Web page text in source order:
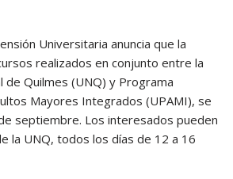
Universitaria anuncia que la
realizados en conjunto entre la
de Quilmes (UNQ) y Programa
Mayores Integrados (UPAMI), se
septiembre. Los interesados pueden
la UNQ, todos los días de 12 a 16